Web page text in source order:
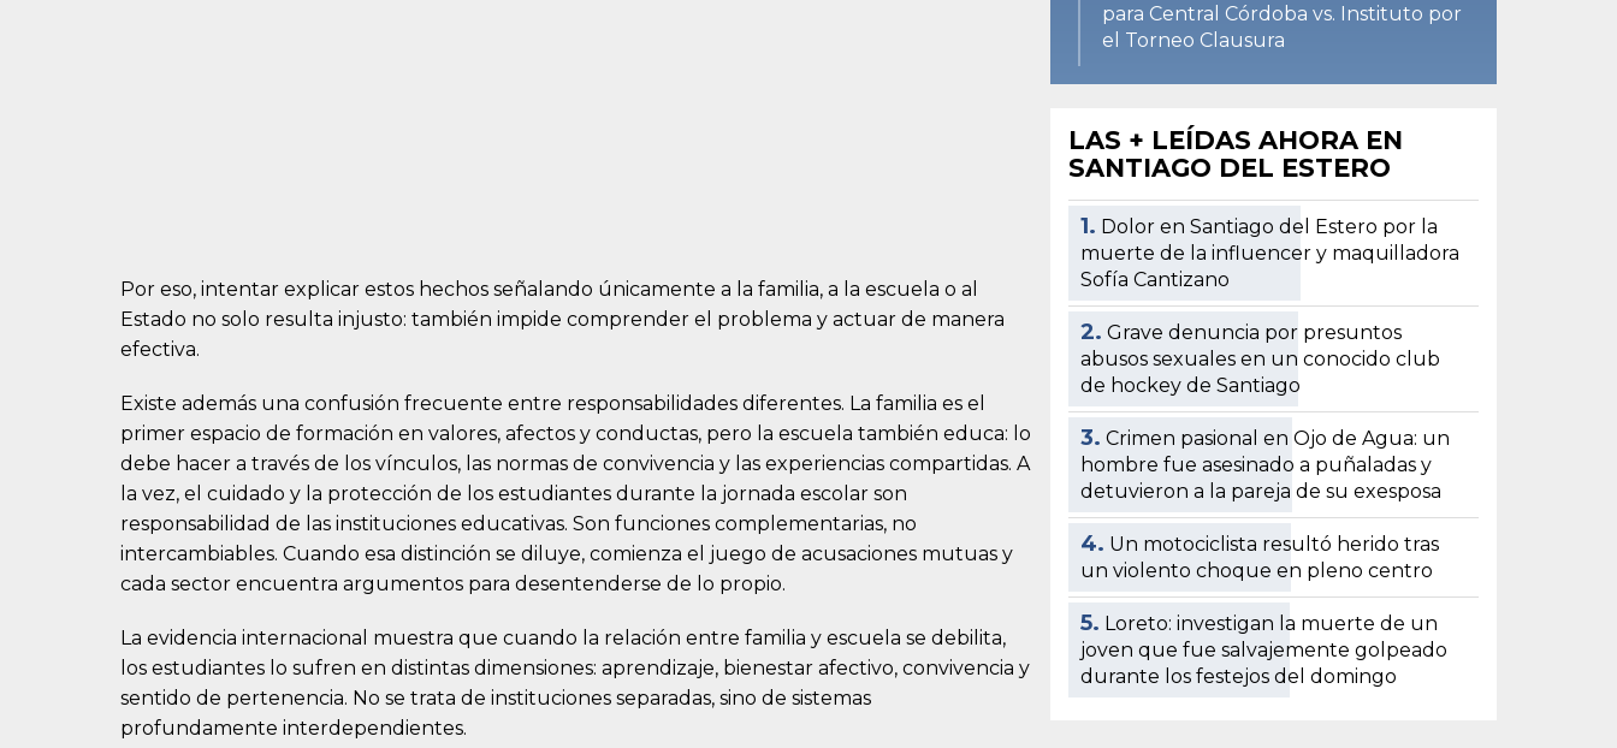
Por eso, intentar explicar estos hechos señalando únicamente a la familia, a la escuela o al
Estado no solo resulta injusto: también impide comprender el problema y actuar de manera
efectiva.
Existe además una confusión frecuente entre responsabilidades diferentes. La familia es el
primer espacio de formación en valores, afectos y conductas, pero la escuela también educa: lo
debe hacer a través de los vínculos, las normas de convivencia y las experiencias compartidas. A
la vez, el cuidado y la protección de los estudiantes durante la jornada escolar son
responsabilidad de las instituciones educativas. Son funciones complementarias, no
intercambiables. Cuando esa distinción se diluye, comienza el juego de acusaciones mutuas y
cada sector encuentra argumentos para desentenderse de lo propio.
La evidencia internacional muestra que cuando la relación entre familia y escuela se debilita,
los estudiantes lo sufren en distintas dimensiones: aprendizaje, bienestar afectivo, convivencia y
sentido de pertenencia. No se trata de instituciones separadas, sino de sistemas
profundamente interdependientes.
para Central Córdoba vs. Instituto por
el Torneo Clausura
LAS + LEÍDAS AHORA EN
SANTIAGO DEL ESTERO
1. Dolor en Santiago del Estero por la
muerte de la influencer y maquilladora
Sofía Cantizano
2. Grave denuncia por presuntos
abusos sexuales en un conocido club
de hockey de Santiago
3. Crimen pasional en Ojo de Agua: un
hombre fue asesinado a puñaladas y
detuvieron a la pareja de su exesposa
4. Un motociclista resultó herido tras
un violento choque en pleno centro
5. Loreto: investigan la muerte de un
joven que fue salvajemente golpeado
durante los festejos del domingo